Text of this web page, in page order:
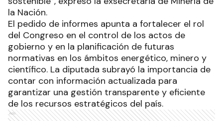
la Nación.
El pedido de informes apunta a fortalecer el rol
del Congreso en el control de los actos de
gobierno y en la planificación de futuras
normativas en los ámbitos energético, minero y
científico. La diputada subrayó la importancia de
contar con información actualizada para
garantizar una gestión transparente y eficiente
de los recursos estratégicos del país.
Ads